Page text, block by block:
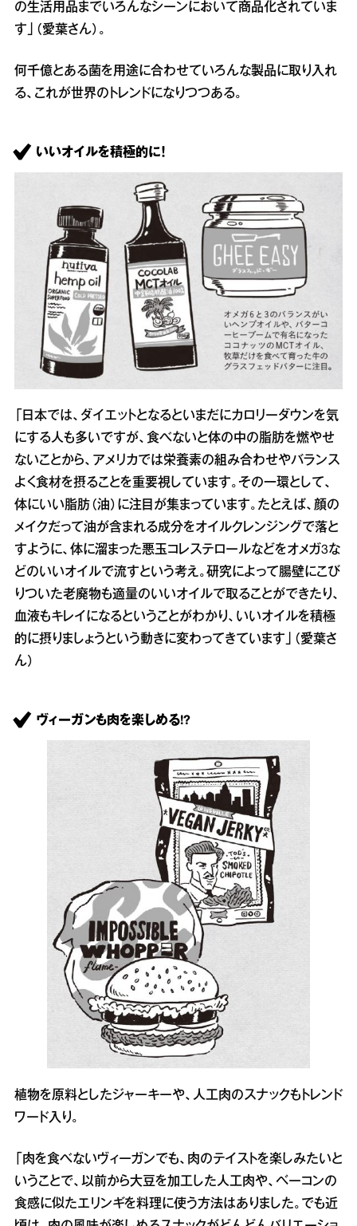
の生活用品までいろんなシーンにおいて商品化されていま
す」（愛葉さん）。
何千億とある菌を用途に合わせていろんな製品に取り入れ
る、これが世界のトレンドになりつつある。
いいオイルを積極的に！
「日本では、ダイエットとなるといまだにカロリーダウンを気
にする人も多いですが、食べないと体の中の脂肪を燃やせ
ないことから、アメリカでは栄養素の組み合わせやバランス
よく食材を摂ることを重要視しています。その一環として、
体にいい脂肪（油）に注目が集まっています。たとえば、顔の
メイクだって油が含まれる成分をオイルクレンジングで落と
すように、体に溜まった悪玉コレステロールなどをオメガ3な
どのいいオイルで流すという考え。研究によって腸壁にこび
りついた老廃物も適量のいいオイルで取ることができたり、
血液もキレイになるということがわかり、いいオイルを積極
的に摂りましょうという動きに変わってきています」（愛葉さ
ん）
ヴィーガンも肉を楽しめる!?
植物を原料としたジャーキーや、人工肉のスナックもトレンド
ワード入り。
「肉を食べないヴィーガンでも、肉のテイストを楽しみたいと
いうことで、以前から大豆を加工した人工肉や、ベーコンの
食感に似たエリンギを料理に使う方法はありました。でも近